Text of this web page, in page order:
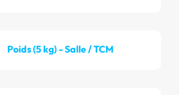
Poids (5 kg) - Salle / TCM